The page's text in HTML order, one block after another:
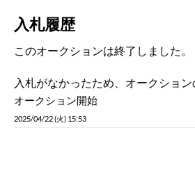
入札履歴
このオークションは終了しました。
入札がなかったため、オークショ
オークション開始
2025/04/22 (火) 15:53